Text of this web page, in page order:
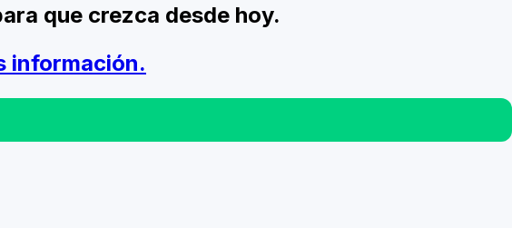
que crezca desde hoy.
información.